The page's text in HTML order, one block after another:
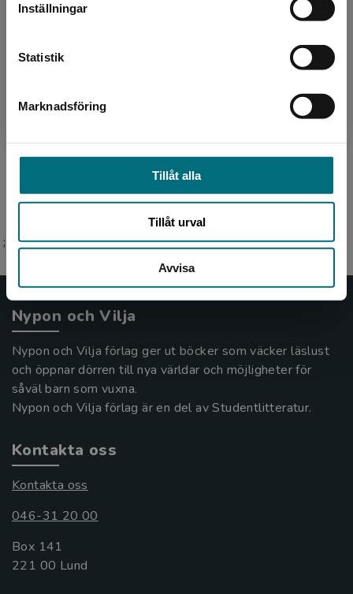
Inställningar
Statistik
Marknadsföring
Tillåt alla
Tillåt urval
Avvisa
;
Nypon och Vilja
Nypon och Vilja förlag ger ut böcker som väcker läslust
och öppnar dörren till nya världar och möjligheter för
såväl barn som vuxna.
Nypon och Vilja förlag är en del av Studentlitteratur.
Kontakta oss
Kontakta oss
046-31 20 00
Box 141
221 00 Lund